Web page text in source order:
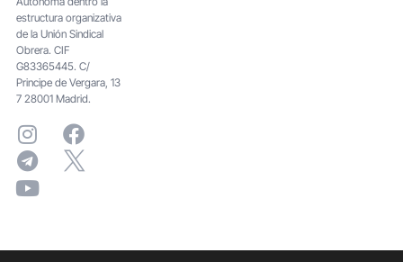
estructura organizativa
de la Unión Sindical
Obrera. CIF
G83365445. C/
Principe de Vergara, 13
7 28001 Madrid.